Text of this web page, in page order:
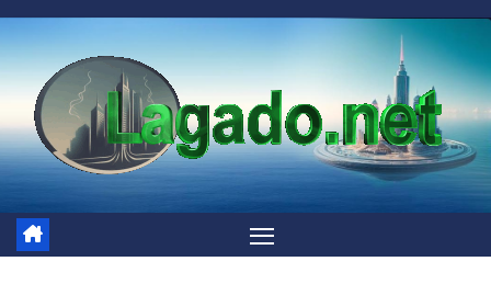
Saltar
al
contenido